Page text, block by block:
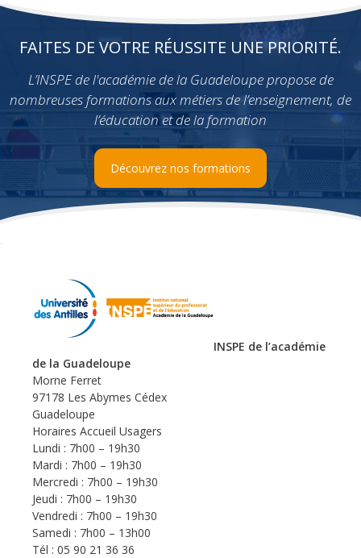
FAITES DE VOTRE RÉUSSITE UNE PRIORITÉ.
L’INSPE de l'académie de la Guadeloupe propose de
nombreuses formations aux métiers de l’enseignement, de
l’éducation et de la formation
Découvrez nos formations
INSPE de l’académie
de la Guadeloupe
Morne Ferret
97178 Les Abymes Cédex
Guadeloupe
Horaires Accueil Usagers
Lundi : 7h00 – 19h30
Mardi : 7h00 – 19h30
Mercredi : 7h00 – 19h30
Jeudi : 7h00 – 19h30
Vendredi : 7h00 – 19h30
Samedi : 7h00 – 13h00
Tél : 05 90 21 36 36